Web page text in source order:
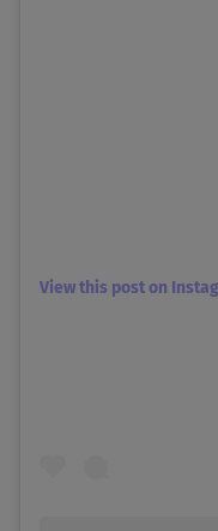
View this post on